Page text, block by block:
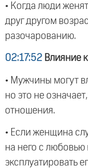
• Когда люди
друг другом
разочарованию.
02:17:52 Влияние
• Мужчины могут
но это не
отношения.
• Если женщина
на него с любовью
эксплуатировать